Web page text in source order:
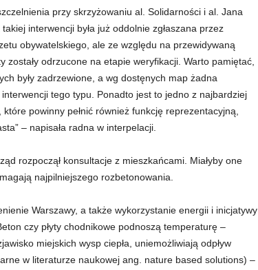
przy skrzyżowaniu al. Solidarności i al. Jana
interwencji była już oddolnie zgłaszana przez
obywatelskiego, ale ze względu na przewidywaną
zostały odrzucone na etapie weryfikacji. Warto pamiętać,
były zadrzewione, a wg dostęnych map żadna
tego typu. Ponadto jest to jedno z najbardziej
powinny pełnić również funkcję reprezentacyjną,
– napisała radna w interpelacji.
rozpoczął konsultacje z mieszkańcami. Miałyby one
najpilniejszego rozbetonowania.
Warszawy, a także wykorzystanie energii i inicjatywy
czy płyty chodnikowe podnoszą temperaturę –
miejskich wysp ciepła, uniemożliwiają odpływ
w literaturze naukowej ang. nature based solutions) –